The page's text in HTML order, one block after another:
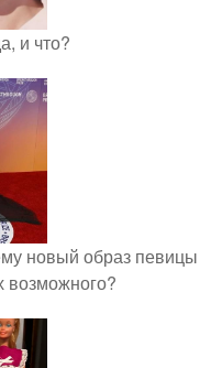
и что?
новый образ певицы
возможного?